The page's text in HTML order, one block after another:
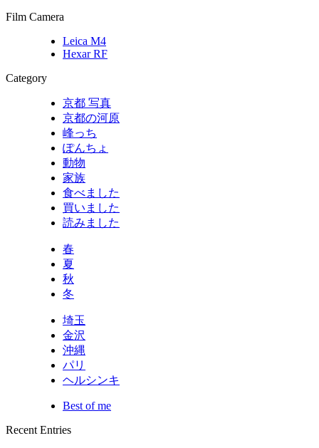
Film Camera
Leica M4
Hexar RF
Category
京都 写真
京都の河原
峰っち
ぽんちょ
動物
家族
食べました
買いました
読みました
春
夏
秋
冬
埼玉
金沢
沖縄
パリ
ヘルシンキ
Best of me
Recent Entries